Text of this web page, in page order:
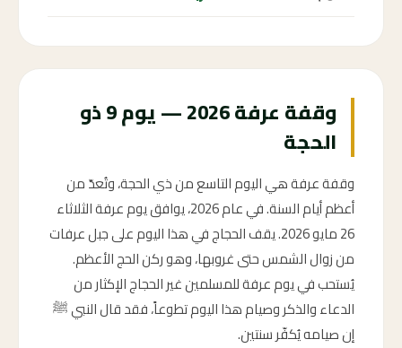
وقفة عرفة 2026 — يوم 9 ذو
الحجة
وقفة عرفة هي اليوم التاسع من ذي الحجة، وتُعدّ من
أعظم أيام السنة. في عام 2026، يوافق يوم عرفة الثلاثاء
26 مايو 2026. يقف الحجاج في هذا اليوم على جبل عرفات
من زوال الشمس حتى غروبها، وهو ركن الحج الأعظم.
يُستحب في يوم عرفة للمسلمين غير الحجاج الإكثار من
الدعاء والذكر وصيام هذا اليوم تطوعاً، فقد قال النبي ﷺ
إن صيامه يُكفّر سنتين.